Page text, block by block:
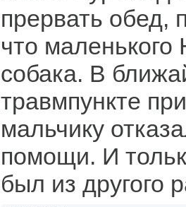
прервать обед,
что маленького
собака. В
травмпункте
мальчику
помощи. И
был из другого